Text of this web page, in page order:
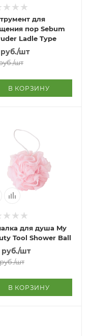
для
пор Sebum
Ladle Type
/шт
/шт
В КОРЗИНУ
для душа My
Tool Shower Ball
/шт
/шт
В КОРЗИНУ